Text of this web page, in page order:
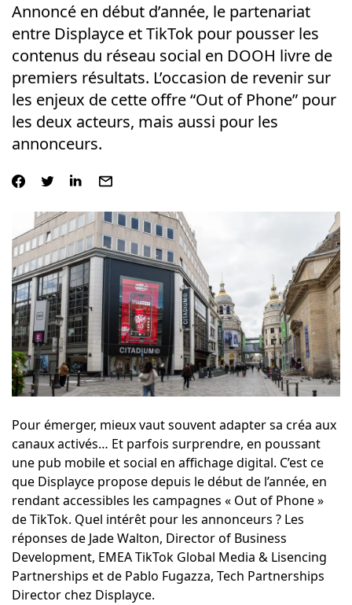
Annoncé en début d’année, le partenariat
entre Displayce et TikTok pour pousser les
contenus du réseau social en DOOH livre de
premiers résultats. L’occasion de revenir sur
les enjeux de cette offre “Out of Phone” pour
les deux acteurs, mais aussi pour les
annonceurs.
Pour émerger, mieux vaut souvent adapter sa créa aux
canaux activés… Et parfois surprendre, en poussant
une pub mobile et social en affichage digital. C’est ce
que Displayce propose depuis le début de l’année, en
rendant accessibles les campagnes « Out of Phone »
de TikTok. Quel intérêt pour les annonceurs ? Les
réponses de Jade Walton, Director of Business
Development, EMEA TikTok Global Media & Lisencing
Partnerships et de Pablo Fugazza, Tech Partnerships
Director chez Displayce.